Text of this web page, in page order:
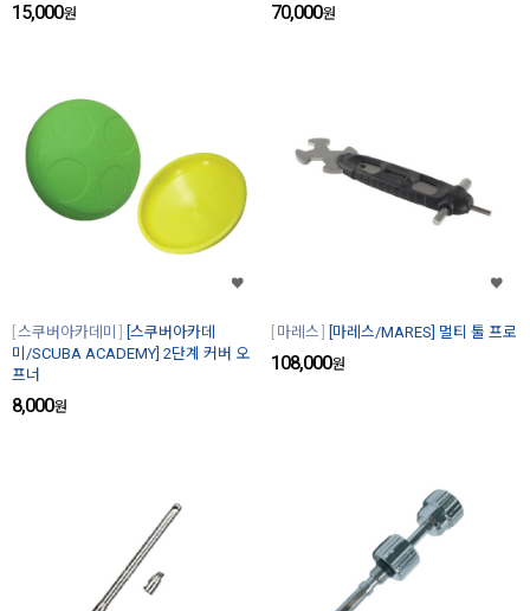
15,000원 70,000원
스쿠버아카데미
[스쿠버아카데
미/SCUBA ACADEMY] 2단계 커버 오
프너
8,000원
마레스 [마레스/MARES] 멀티 툴 프로
108,000원